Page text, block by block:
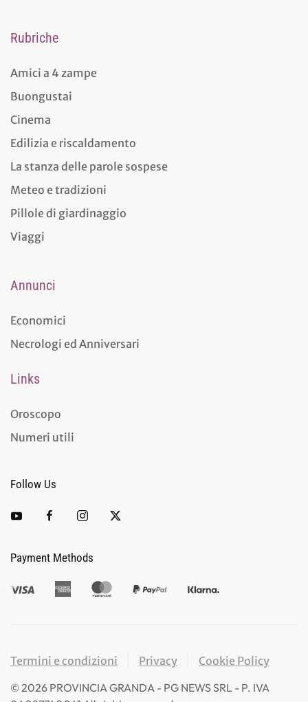
Rubriche
Amici a 4 zampe
Buongustai
Cinema
Edilizia e riscaldamento
La stanza delle parole sospese
Meteo e tradizioni
Pillole di giardinaggio
Viaggi
Annunci
Economici
Necrologi ed Anniversari
Links
Oroscopo
Numeri utili
Follow Us
Payment Methods
Termini e condizioni Privacy
Cookie Policy
©2026 PROVINCIA GRANDA - PG NEWS SRL - P. IVA